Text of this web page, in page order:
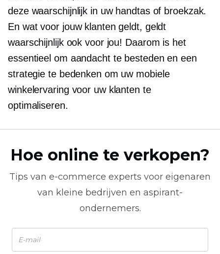
deze waarschijnlijk in uw handtas of broekzak.
En wat voor jouw klanten geldt, geldt
waarschijnlijk ook voor jou! Daarom is het
essentieel om aandacht te besteden en een
strategie te bedenken om uw mobiele
winkelervaring voor uw klanten te
optimaliseren.
Hoe online te verkopen?
Tips van e-commerce experts voor eigenaren
van kleine bedrijven en aspirant-
ondernemers.